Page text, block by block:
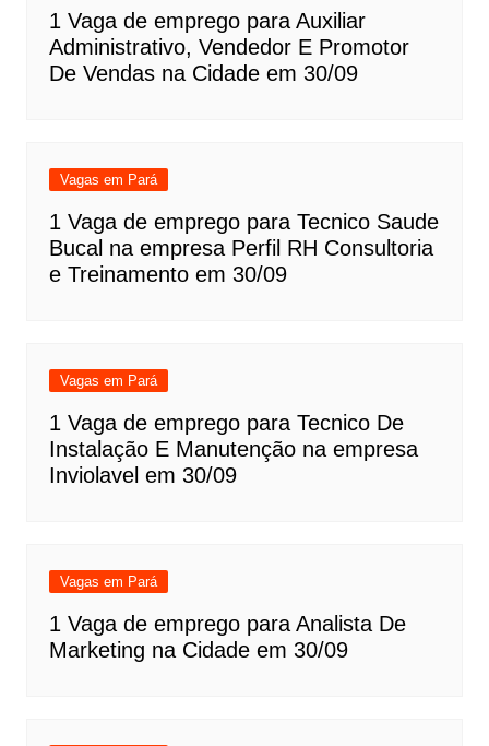
1 Vaga de emprego para Auxiliar
Administrativo, Vendedor E Promotor
De Vendas na Cidade em 30/09
Vagas em Pará
1 Vaga de emprego para Tecnico Saude
Bucal na empresa Perfil RH Consultoria
e Treinamento em 30/09
Vagas em Pará
1 Vaga de emprego para Tecnico De
Instalação E Manutenção na empresa
Inviolavel em 30/09
Vagas em Pará
1 Vaga de emprego para Analista De
Marketing na Cidade em 30/09